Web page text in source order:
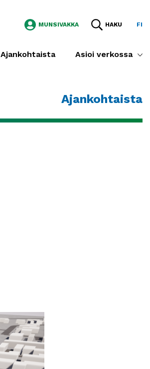
MUNSIVAKKA HAKU FI
Ajankohtaista Asioi verkossa
Ajankohtaista